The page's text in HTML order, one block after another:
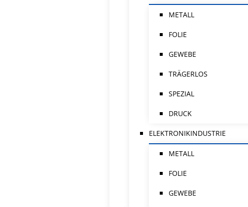
METALL
FOLIE
GEWEBE
TRÄGERLOS
SPEZIAL
DRUCK
ELEKTRONIKINDUSTRIE
METALL
FOLIE
GEWEBE